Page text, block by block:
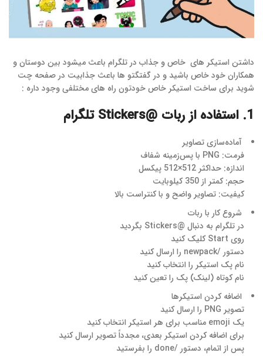
داشتن استیکر های خاص و جذاب در تلگرام باعث میشود بین دوستان و
همکاران خود خاص باشید و در گفتگتو ها باعث جذابیت در صفحه چت
شوید برای ساخت استیکر خاص خودتون راه های مختلفی وجود داره :
1. استفاده از ربات @Stickers تلگرام
آماده‌سازی تصاویر
فرمت: PNG با پس‌زمینه شفاف
اندازه: حداکثر 512×512 پیکسل
حجم: کمتر از 350 کیلوبایت
کیفیت: تصاویر واضح و با کنتراست بالا
شروع کار با ربات
در تلگرام به دنبال @Stickers بگردید
روی Start کلیک کنید
دستور /newpack را ارسال کنید
نام پک استیکر را انتخاب کنید
نام کوتاه (لینک) پک را تعین کنید
اضافه کردن استیکرها
تصویر PNG را ارسال کنید
یک emoji مناسب برای هر استیکر انتخاب کنید
برای اضافه کردن استیکر بعدی، مجدداً تصویر ارسال کنید
پس از اتمام، دستور /done را بفرستید